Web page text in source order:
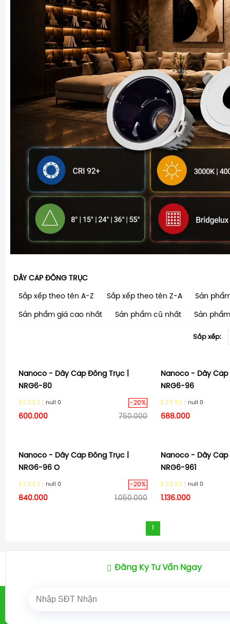
DÂY CÁP ĐỒNG TRỤC
Sắp xếp theo tên A-Z Sắp xếp theo tên Z-A Sản
Sản phẩm giá cao nhất Sản phẩm cũ nhất Sản
Sắp xếp:
Nanoco - Dây Cáp Đồng Trục |
NRG6-80
null 0 -20%
600.000 750.000
Nanoco - Dây
NRG6-96
null 0
688.000
Nanoco - Dây Cáp Đồng Trục |
NRG6-96 O
null 0 -20%
840.000 1.050.000
Nanoco - Dây
NRG6-961
null 0
1.136.000
1
/ THIẾT BỊ ĐIỆN / DÂY - CÁP
Đăng Ký Tư Vấn Ngay